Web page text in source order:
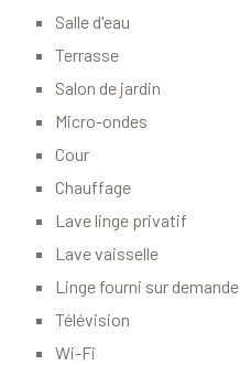
Salle d'eau
Terrasse
Salon de jardin
Micro-ondes
Cour
Chauffage
Lave linge privatif
Lave vaisselle
Linge fourni sur demande
Télévision
Wi-Fi